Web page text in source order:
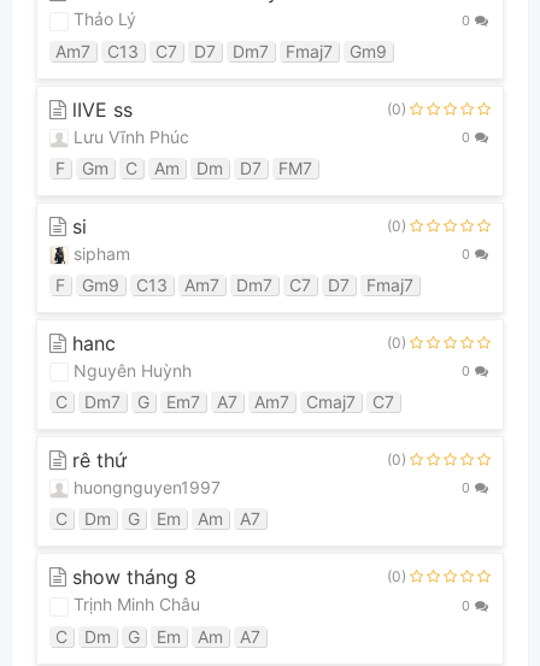
Thảo Lý 0
Am7 C13 C7 D7 Dm7 Fmaj7 Gm9
lIVE ss (0)
Lưu Vĩnh Phúc 0
F Gm C Am Dm D7 FM7
si (0)
sipham 0
F Gm9 C13 Am7 Dm7 C7 D7 Fmaj7
hanc (0)
Nguyên Huỳnh 0
C Dm7 G Em7 A7 Am7 Cmaj7 C7
rê thứ (0)
huongnguyen1997 0
C Dm G Em Am A7
show tháng 8 (0)
Trịnh Minh Châu 0
C Dm G Em Am A7